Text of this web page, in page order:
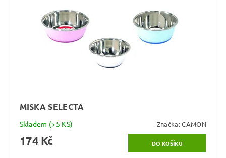
MISKA SELECTA
Skladem (>5 KS) Značka:CAMON
174 Kč